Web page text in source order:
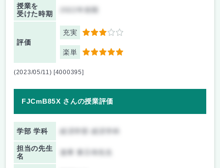
授業を
受けた時期
評価
充実 3
楽単 5
(2023/05/11) [4000395]
FJCmB85X さんの授業評価
学部 学科
担当の先生
名